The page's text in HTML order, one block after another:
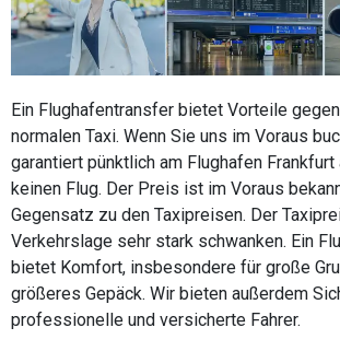
Ein Flughafentransfer bietet Vorteile
normalen Taxi. Wenn Sie uns im Voraus
garantiert pünktlich am Flughafen
keinen Flug. Der Preis ist im Voraus
Gegensatz zu den Taxipreisen. Der
Verkehrslage sehr stark schwanken. Ein
bietet Komfort, insbesondere für große
größeres Gepäck. Wir bieten außerdem
professionelle und versicherte Fahrer.